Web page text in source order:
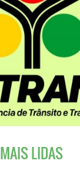
MAIS LIDAS